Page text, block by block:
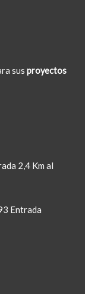
sus proyectos
2,4 Km al
Entrada